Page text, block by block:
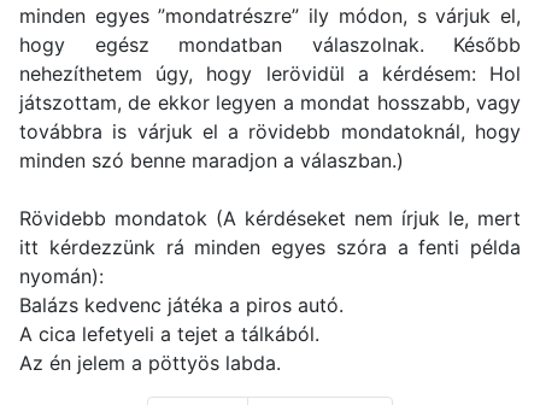
minden egyes ”mondatrészre” ily módon, s várjuk el,
hogy egész mondatban válaszolnak. Később
nehezíthetem úgy, hogy lerövidül a kérdésem: Hol
játszottam, de ekkor legyen a mondat hosszabb, vagy
továbbra is várjuk el a rövidebb mondatoknál, hogy
minden szó benne maradjon a válaszban.)
Rövidebb mondatok (A kérdéseket nem írjuk le, mert
itt kérdezzünk rá minden egyes szóra a fenti példa
nyomán):
Balázs kedvenc játéka a piros autó.
A cica lefetyeli a tejet a tálkából.
Az én jelem a pöttyös labda.